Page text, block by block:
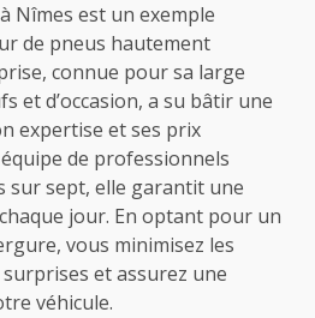
Nîmes est un exemple
de pneus hautement
connue pour sa large
et d’occasion, a su bâtir une
expertise et ses prix
de professionnels
sur sept, elle garantit une
jour. En optant pour un
vous minimisez les
et assurez une
véhicule.